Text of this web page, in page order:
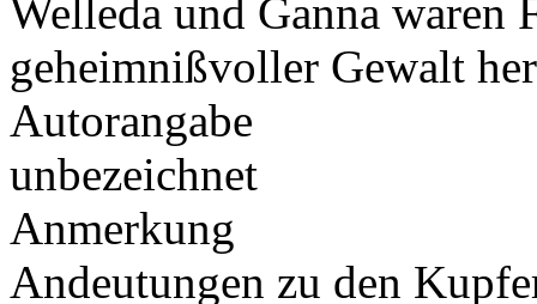
Welleda und Ganna waren
geheimnißvoller Gewalt
Autorangabe
unbezeichnet
Anmerkung
Andeutungen zu den